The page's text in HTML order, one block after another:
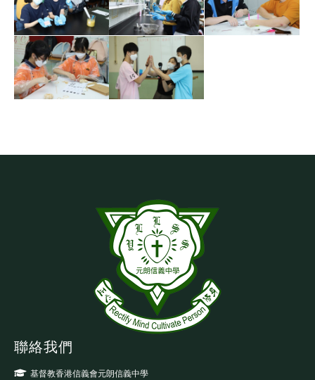
聯絡我們
基督教香港信義會元朗信義中學